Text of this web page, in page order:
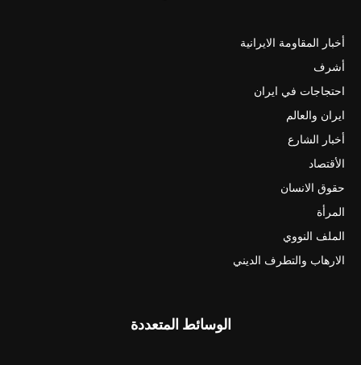
أخبار المقاومة الايرانية
أشرف
احتجاجات في ايران
ايران والعالم
أخبار الشارع
الأقتصاد
حقوق الانسان
المرأة
الملف النووي
الارهاب والتطرف الديني
الوسائط المتعددة